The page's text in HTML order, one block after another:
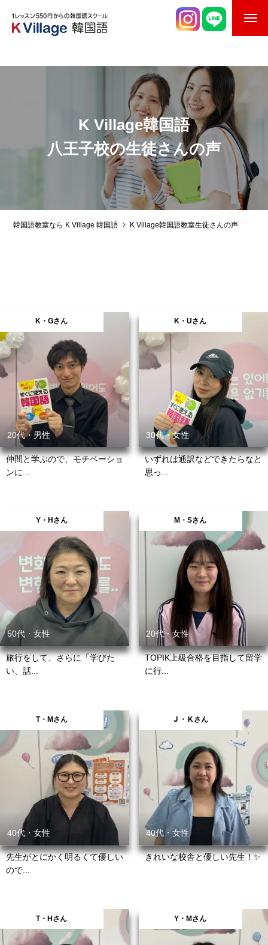
スケジュール
韓国語お役立ちコラム
K Village韓国語
八王子校の生徒さんの声
韓国語教室なら K Village 韓国語 K Village韓国語教室生徒さんの声
K・Gさん
20代・男性
仲間と学ぶので、モチベーショ
ンに...
K・Uさん
30代・女性
いずれは通訳などできたらなと
思っ...
Y・Hさん
50代・女性
旅行をして、さらに「学びた
い、話...
M・Sさん
20代・女性
TOPIK上級合格を目指して留学
に行...
T・Mさん
40代・女性
先生がとにかく明るくて優しい
ので...
Ｊ・Ｋさん
40代・女性
きれいな校舎と優しい先生！✨
T・Hさん Y・Mさん